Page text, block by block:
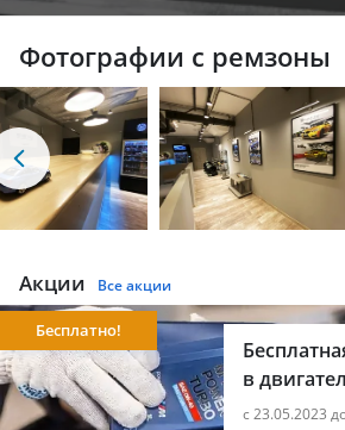
Фотографии с ремзоны
Акции Все акции
в
с 23.05.2023
Бесплатно!